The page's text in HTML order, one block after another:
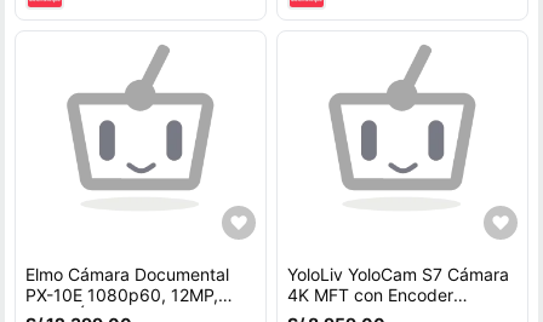
Elmo Cámara Documental
PX-10E 1080p60, 12MP,
Zoom Óptico 12x, Pantalla
YoloLiv YoloCam S7 Cámara
4K MFT con Encoder
Instream y Pantalla Táctil de